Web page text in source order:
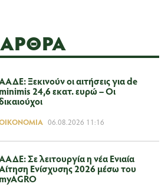
Ξεκινούν οι αιτήσεις για de
24,6 εκατ. ευρώ – Οι
06.08.2026 11:16
Σε λειτουργία η νέα Ενιαία
Ενίσχυσης 2026 μέσω του